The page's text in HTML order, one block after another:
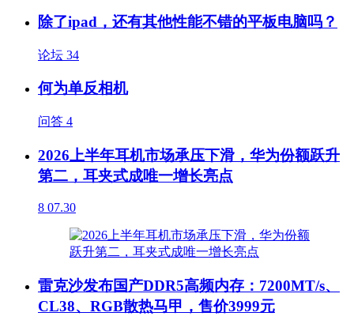
除了ipad，还有其他性能不错的平板电脑吗？
论坛 34
何为单反相机
问答 4
2026上半年耳机市场承压下滑，华为份额跃升
第二，耳夹式成唯一增长亮点
8 07.30
雷克沙发布国产DDR5高频内存：7200MT/s、
CL38、RGB散热马甲，售价3999元